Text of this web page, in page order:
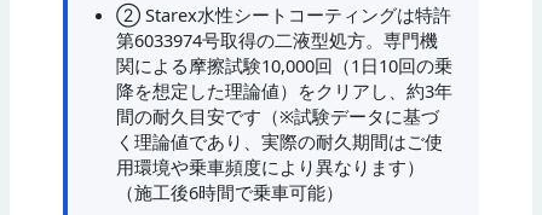
② Starex水性シートコーティングは特許
第6033974号取得の二液型処方。専門機
関による摩擦試験10,000回（1日10回の乗
降を想定した理論値）をクリアし、約3年
間の耐久目安です（※試験データに基づ
く理論値であり、実際の耐久期間はご使
用環境や乗車頻度により異なります）
（施工後6時間で乗車可能）